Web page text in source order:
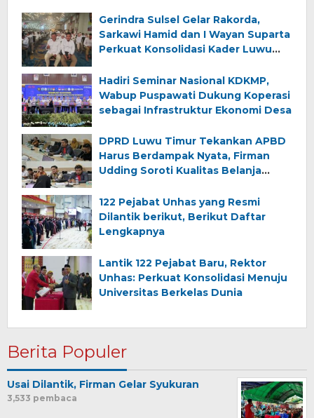
Gerindra Sulsel Gelar Rakorda,
Sarkawi Hamid dan I Wayan Suparta
Perkuat Konsolidasi Kader Luwu
Hadiri Seminar Nasional KDKMP,
Wabup Puspawati Dukung Koperasi
sebagai Infrastruktur Ekonomi Desa
DPRD Luwu Timur Tekankan APBD
Harus Berdampak Nyata, Firman
Udding Soroti Kualitas Belanja
122 Pejabat Unhas yang Resmi
Dilantik berikut, Berikut Daftar
Lengkapnya
Lantik 122 Pejabat Baru, Rektor
Unhas: Perkuat Konsolidasi Menuju
Universitas Berkelas Dunia
Berita Populer
Usai Dilantik, Firman Gelar Syukuran
3,533 pembaca